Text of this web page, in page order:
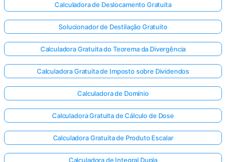
Calculadora de Deslocamento Gratuita
Solucionador de Destilação Gratuito
Calculadora Gratuita do Teorema da Divergência
Calculadora Gratuita de Imposto sobre Dividendos
Calculadora de Domínio
Calculadora Gratuita de Cálculo de Dose
Calculadora Gratuita de Produto Escalar
Calculadora de Integral Dupla